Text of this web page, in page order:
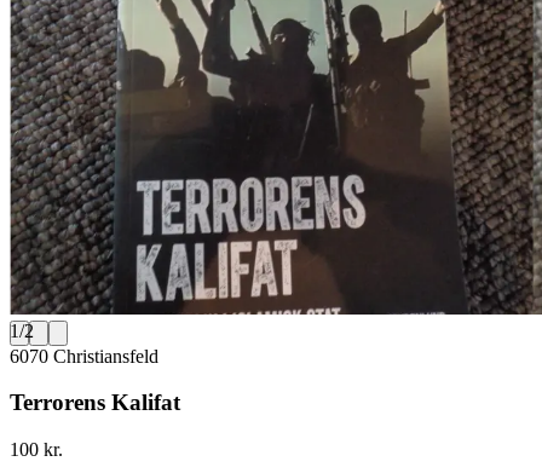
1/2
6070 Christiansfeld
Terrorens Kalifat
100 kr.